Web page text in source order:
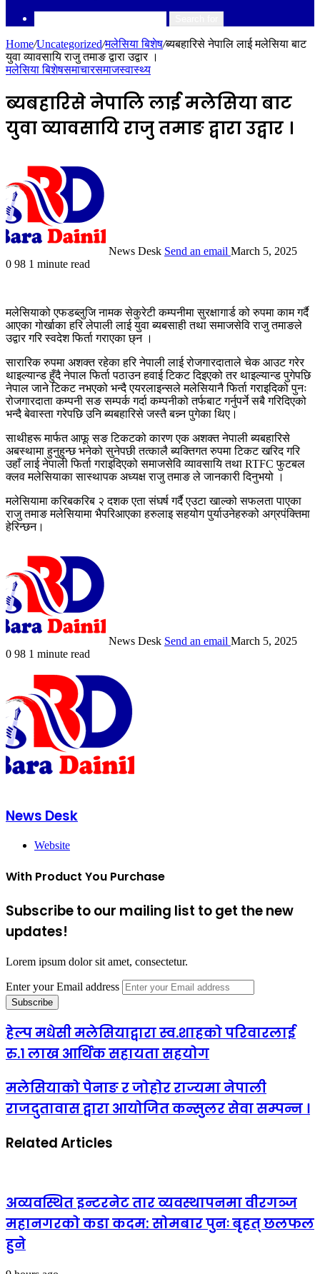
Home/Uncategorized/मलेसिया बिशेष/ब्यबहारिसे नेपालि लाई मलेसिया बाट
युवा व्यावसायि राजु तमाङ द्वारा उद्वार ।
मलेसिया बिशेषसमाचारसमाजस्वास्थ्य
ब्यबहारिसे नेपालि लाई मलेसिया बाट
युवा व्यावसायि राजु तमाङ द्वारा उद्वार ।
News Desk Send an email March 5, 2025
0 98 1 minute read
मलेसियाको एफडब्लुजि नामक सेकुरेटी कम्पनीमा सुरक्षागार्ड को रुपमा काम गर्दै
आएका गोर्खाका हरि लेपाली लाई युवा ब्यबसाही तथा समाजसेवि राजु तमाङले
उद्वार गरि स्वदेश फिर्ता गराएका छ्न ।
सारारिक रुपमा अशक्त रहेका हरि नेपाली लाई रोजगारदाताले चेक आउट गरेर
थाइल्यान्ड हुँदै नेपाल फिर्ता पठाउन हवाई टिकट दिइएको तर थाइल्यान्ड पुगेपछि
नेपाल जाने टिकट नभएको भन्दै एयरलाइन्सले मलेसियानै फिर्ता गराइदिको पुनः
रोजगारदाता कम्पनी सङ सम्पर्क गर्दा कम्पनीको तर्फबाट गर्नुपर्ने सबै गरिदिएको
भन्दै बेवास्ता गरेपछि उनि ब्यबहारिसे जस्तै बन्न्न पुगेका थिए।
साथीहरू मार्फत आफू सङ टिकटको कारण एक अशक्त नेपाली ब्यबहारिसे
अबस्थामा हुनुहुन्छ भनेको सुनेपछी तत्कालै ब्यक्तिगत रुपमा टिकट खरिद गरि
उहाँ लाई नेपाली फिर्ता गराइदिएको समाजसेवि व्यावसायि तथा RTFC फुटबल
क्लव मलेसियाका सास्थापक अध्यक्ष राजु तमाङ ले जानकारी दिनुभयो ।
मलेसियामा करिबकरिब २ दशक एता संघर्ष गर्दै एउटा खाल्को सफलता पाएका
राजु तमाङ मलेसियामा भैपरिआएका हरुलाइ सहयोग पुर्याउनेहरुको अग्रपंक्तिमा
हेरिन्छन।
News Desk Send an email March 5, 2025
0 98 1 minute read
News Desk
Website
With Product You Purchase
Subscribe to our mailing list to get the new
updates!
Lorem ipsum dolor sit amet, consectetur.
Enter your Email address
हेल्प मधेसी मलेसियाद्वारा स्व.शाहको परिवारलाई
रु.१ लाख आर्थिक सहायता सहयोग
मलेसियाको पेनाङ र जोहोर राज्यमा नेपाली
राजदुतावास द्वारा आयोजित कन्सुलर सेवा सम्पन्न ।
Related Articles
अव्यवस्थित इन्टरनेट तार व्यवस्थापनमा वीरगञ्ज
महानगरको कडा कदम: सोमबार पुनः बृहत् छलफल
हुने